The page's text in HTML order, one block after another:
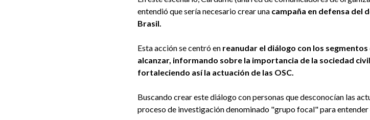
entendió que sería necesario crear una campaña en defensa del
Brasil.
Esta acción se centró en reanudar el diálogo con los
alcanzar, informando sobre la importancia de la sociedad
fortaleciendo así la actuación de las OSC.
Buscando crear este diálogo con personas que desconocían las
proceso de investigación denominado "grupo focal" para